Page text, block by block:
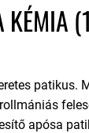
KÉMIA
patikus.
apósa